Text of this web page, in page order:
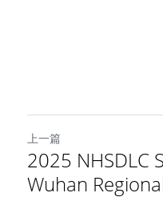
上一篇
2025 NHSDLC
Wuhan